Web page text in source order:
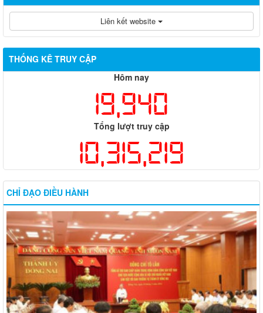
Liên kết website
THỐNG KÊ TRUY CẬP
Hôm nay
19,940
Tổng lượt truy cập
10,315,219
CHỈ ĐẠO ĐIỀU HÀNH